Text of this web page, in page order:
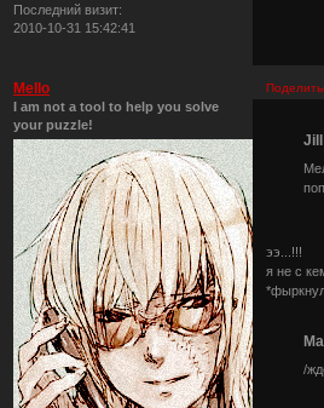
Последний визит:
2010-10-31 15:42:41
Mello
I am not a tool to help you solve
your puzzle!
Jill
ээ...!!!
я не с
/